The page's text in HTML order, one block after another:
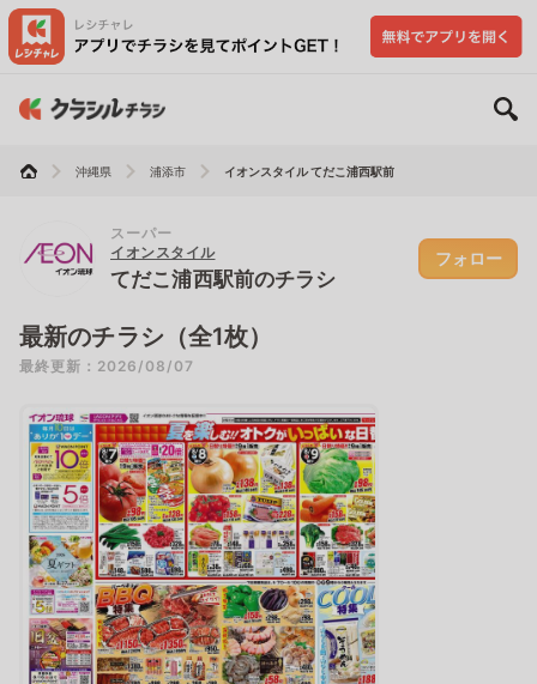
沖縄県 浦添市 イオンスタイル てだこ浦西駅前
スーパー
イオンスタイル
てだこ浦西駅前のチラシ
フォロー
最新のチラシ（全1枚）
最終更新：2026/08/07